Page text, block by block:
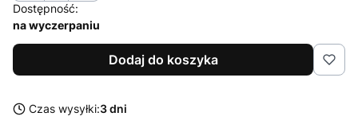
Dostępność:
na wyczerpaniu
Dodaj do koszyka
Czas wysyłki:3 dni